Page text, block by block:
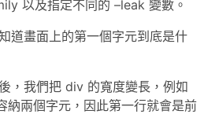
以及指定不同的 –leak 變數。
道畫面上的第一個字元到底是什
，我們把 div 的寬度變長，例如
納兩個字元，因此第一行就會是前